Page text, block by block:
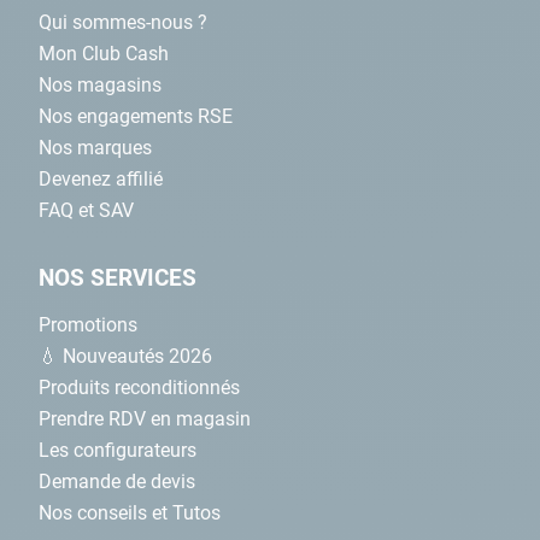
Qui sommes-nous ?
Mon Club Cash
Nos magasins
Nos engagements RSE
Nos marques
Devenez affilié
FAQ et SAV
NOS SERVICES
Promotions
💧 Nouveautés 2026
Produits reconditionnés
Prendre RDV en magasin
Les configurateurs
Demande de devis
Nos conseils et Tutos